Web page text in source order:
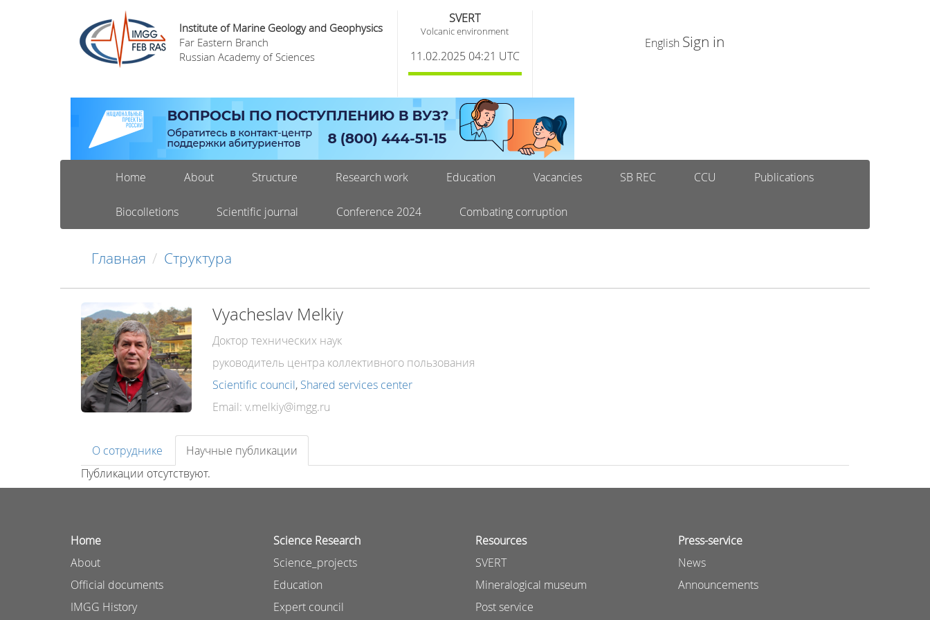
Institute of Marine Geology and Geophysics
Far Eastern Branch
Russian Academy of Sciences
SVERT
Volcanic environment
11.02.2025 04:21 UTC
English Sign in
Home About Structure Research work Education Vacancies SB REC CCU Publications
Biocolletions Scientific journal Conference 2024 Combating corruption
Главная Структура
Vyacheslav Melkiy
Доктор технических наук
руководитель центра коллективного пользования
Scientific council, Shared services center
Email:
О сотруднике
Научные публикации
Публикации отсутствуют.
Home
About
Official documents
IMGG History
Science Research
Science_projects
Education
Expert council
Resources
SVERT
Mineralogical museum
Post service
Press-service
News
Announcements